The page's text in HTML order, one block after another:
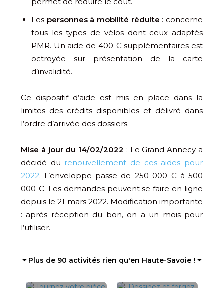
Les personnes à mobilité réduite : concerne
tous les types de vélos dont ceux adaptés
PMR. Un aide de 400 € supplémentaires est
octroyée sur présentation de la carte
d’invalidité.
Ce dispositif d’aide est mis en place dans la
limites des crédits disponibles et délivré dans
l’ordre d’arrivée des dossiers.
Mise à jour du 14/02/2022 : Le Grand Annecy a
décidé du renouvellement de ces aides pour
2022. L’enveloppe passe de 250 000 € à 500
000 €. Les demandes peuvent se faire en ligne
depuis le 21 mars 2022. Modification importante
: après réception du bon, on a un mois pour
l’utiliser.
⏷ Plus de 90 activités rien qu'en Haute-Savoie ! ⏷